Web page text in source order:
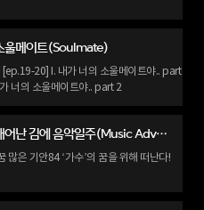
울메이트(Soulmate)
[ep.19-20] I. 내가 너의 소울메이트야.. part
너의 소울메이트야.. part 2
난 김에 음악일주(Music Adventure By Accident)
많은 기안84 ‘가수’의 꿈을 위해 떠난다!